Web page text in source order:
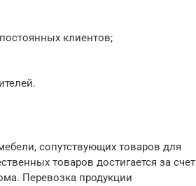
клиентов;
сопутствующих товаров для
товаров достигается за счет
Перевозка продукции